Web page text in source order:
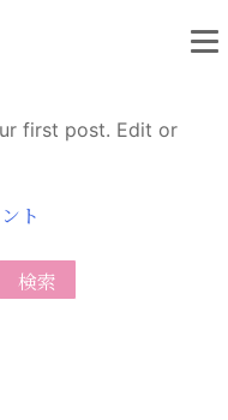
first post. Edit or
ト